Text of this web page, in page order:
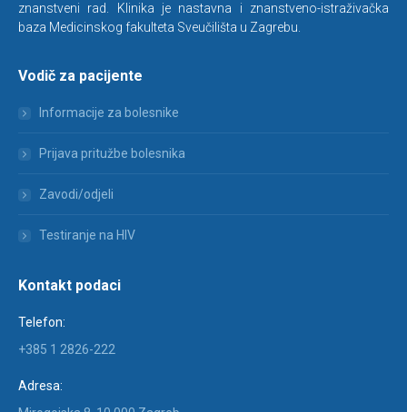
znanstveni rad. Klinika je nastavna i znanstveno-istraživačka
baza Medicinskog fakulteta Sveučilišta u Zagrebu.
Vodič za pacijente
Informacije za bolesnike
Prijava pritužbe bolesnika
Zavodi/odjeli
Testiranje na HIV
Kontakt podaci
Telefon:
+385 1 2826-222
Adresa: